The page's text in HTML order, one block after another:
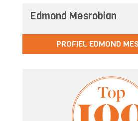
Edmond Mesrobian
PROFIEL EDMOND